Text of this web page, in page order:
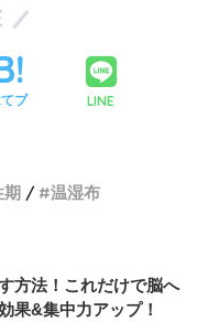
ブ LINE
期 温湿布
方法！これだけで脳へ
果&集中力アップ！